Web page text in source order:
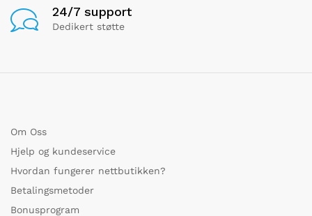
24/7 support
Dedikert støtte
Om Oss
Hjelp og kundeservice
Hvordan fungerer nettbutikken?
Betalingsmetoder
Bonusprogram